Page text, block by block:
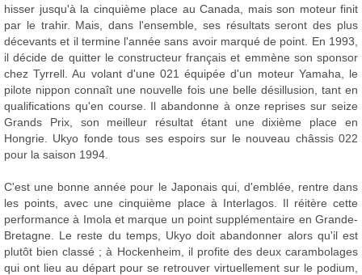
hisser jusqu'à la cinquième place au Canada, mais son moteur finit
par le trahir. Mais, dans l'ensemble, ses résultats seront des plus
décevants et il termine l'année sans avoir marqué de point. En 1993,
il décide de quitter le constructeur français et emmène son sponsor
chez Tyrrell. Au volant d'une 021 équipée d'un moteur Yamaha, le
pilote nippon connaît une nouvelle fois une belle désillusion, tant en
qualifications qu'en course. Il abandonne à onze reprises sur seize
Grands Prix, son meilleur résultat étant une dixième place en
Hongrie. Ukyo fonde tous ses espoirs sur le nouveau châssis 022
pour la saison 1994.
C'est une bonne année pour le Japonais qui, d'emblée, rentre dans
les points, avec une cinquième place à Interlagos. Il réitère cette
performance à Imola et marque un point supplémentaire en Grande-
Bretagne. Le reste du temps, Ukyo doit abandonner alors qu'il est
plutôt bien classé ; à Hockenheim, il profite des deux carambolages
qui ont lieu au départ pour se retrouver virtuellement sur le podium,